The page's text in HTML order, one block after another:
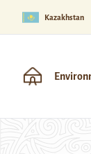
Kazakhstan